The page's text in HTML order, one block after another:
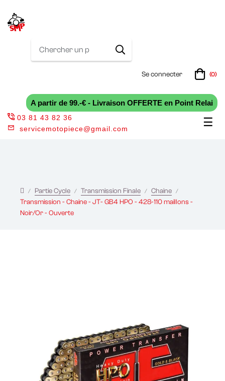
Se connecter (0)
A partir de 99.-€ - Livraison OFFERTE en Point Relai
☰
03 81 43 82 36
servicemotopiece@gmail.com
Partie Cycle Transmission Finale
Chaine
Transmission - Chaine - JT- GB4 HPO - 428-110 maillons -
Noir/Or - Ouverte